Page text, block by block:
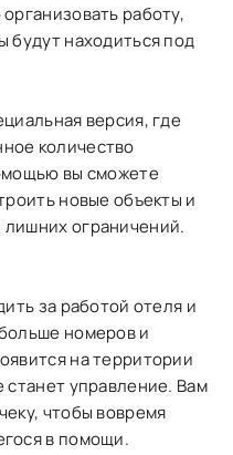
работу,
будут находиться под
версия, где
количество
вы сможете
новые объекты и
ограничений.
за работой отеля и
номеров и
на территории
станет управление. Вам
чтобы вовремя
в помощи.